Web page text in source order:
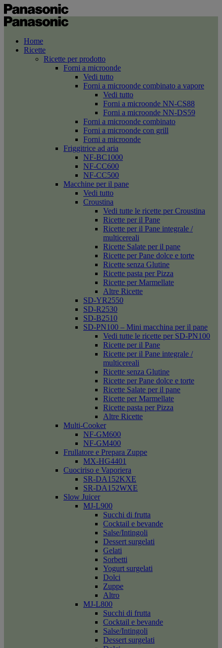
Home
Ricette
Ricette per prodotto
Forni a microonde
Vedi tutto
Forni a microonde combinato a vapore
Vedi tutto
Forni a microonde NN-CS88
Forni a microonde NN-DS59
Forni a microonde combinato
Forni a microonde con grill
Forni a microonde
Friggitrice ad aria
NF-BC1000
NF-CC600
NF-CC500
Macchine per il pane
Vedi tutto
Croustina
Vedi tutte le ricette per Croustina
Ricette per il Pane
Ricette per il Pane integrale /
multicereali
Ricette Salate per il pane
Ricette per Pane dolce e torte
Ricette senza Glutine
Ricette pasta per Pizza
Ricette per Marmellate
Altre Ricette
SD-YR2550
SD-R2530
SD-B2510
SD-PN100 – Mini macchina per il pane
Vedi tutte le ricette per SD-PN100
Ricette per il Pane
Ricette per il Pane integrale /
multicereali
Ricette senza Glutine
Ricette per Pane dolce e torte
Ricette Salate per il pane
Ricette per Marmellate
Ricette pasta per Pizza
Altre Ricette
Multi-Cooker
NF-GM600
NF-GM400
Frullatore e Prepara Zuppe
MX-HG4401
Cuociriso e Vaporiera
SR-DA152KXE
SR-DA152WXE
Slow Juicer
MJ-L900
Succhi di frutta
Cocktail e bevande
Salse/Intingoli
Dessert surgelati
Gelati
Sorbetti
Yogurt surgelati
Dolci
Zuppe
Altro
MJ-L800
Succhi di frutta
Cocktail e bevande
Salse/Intingoli
Dessert surgelati